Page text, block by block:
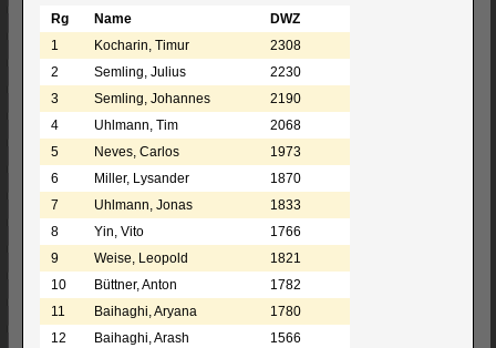
Rg Name
DWZ
1
Kocharin, Timur
2308
2
Semling, Julius
2230
3
Semling, Johannes
2190
4
Uhlmann, Tim
2068
5
Neves, Carlos
1973
6
Miller, Lysander
1870
7
Uhlmann, Jonas
1833
8
Yin, Vito
1766
9
Weise, Leopold
1821
10
Büttner, Anton
1782
11
Baihaghi, Aryana
1780
12
Baihaghi, Arash
1566